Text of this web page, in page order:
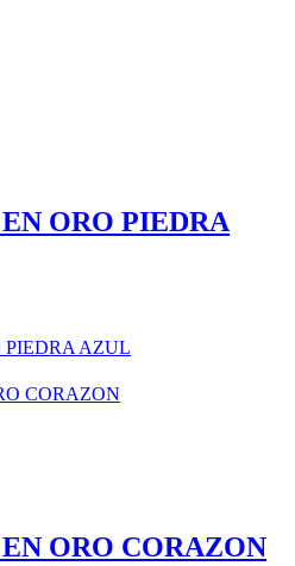
ORO PIEDRA
PIEDRA AZUL
ORO CORAZON